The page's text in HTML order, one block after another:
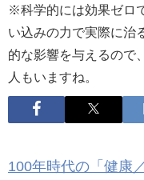
※科学的には効果ゼロ
い込みの力で実際に治
的な影響を与えるので
人もいますね。
100年時代の「健康